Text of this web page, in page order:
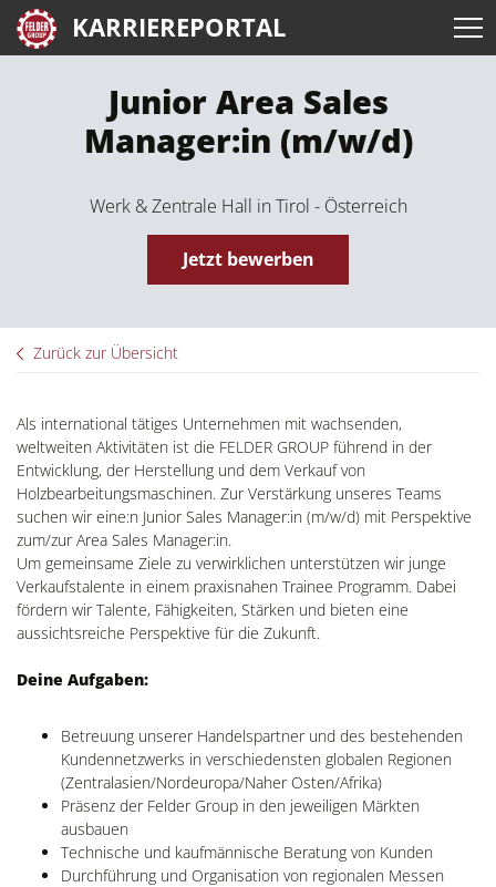
KARRIEREPORTAL
Junior Area Sales
Manager:in (m/w/d)
Werk & Zentrale Hall in Tirol - Österreich
Jetzt bewerben
Zurück zur Übersicht
Als international tätiges Unternehmen mit wachsenden,
weltweiten Aktivitäten ist die FELDER GROUP führend in der
Entwicklung, der Herstellung und dem Verkauf von
Holzbearbeitungsmaschinen. Zur Verstärkung unseres Teams
suchen wir eine:n Junior Sales Manager:in (m/w/d) mit Perspektive
zum/zur Area Sales Manager:in.
Um gemeinsame Ziele zu verwirklichen unterstützen wir junge
Verkaufstalente in einem praxisnahen Trainee Programm. Dabei
fördern wir Talente, Fähigkeiten, Stärken und bieten eine
aussichtsreiche Perspektive für die Zukunft.
Deine Aufgaben:
Betreuung unserer Handelspartner und des bestehenden
Kundennetzwerks in verschiedensten globalen Regionen
(Zentralasien/Nordeuropa/Naher Osten/Afrika)
Präsenz der Felder Group in den jeweiligen Märkten
ausbauen
Technische und kaufmännische Beratung von Kunden
Durchführung und Organisation von regionalen Messen